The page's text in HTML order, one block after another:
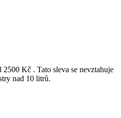
2500 Kč . Tato sleva se nevztahuje
nad 10 litrů.